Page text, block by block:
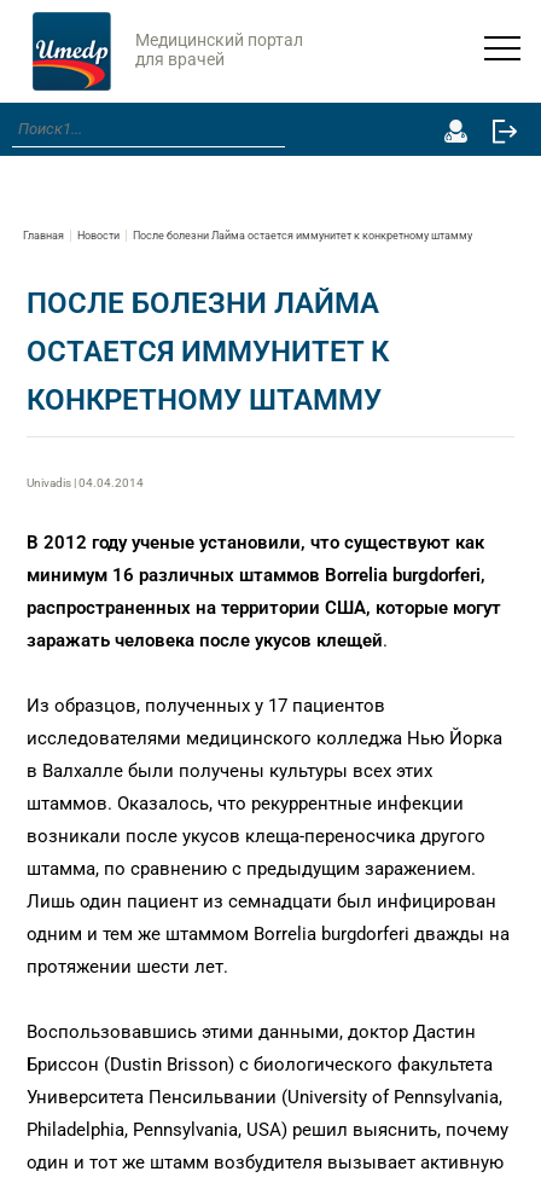
Медицинский портал
для врачей
Главная Новости После болезни Лайма остается иммунитет к конкретному штамму
ПОСЛЕ БОЛЕЗНИ ЛАЙМА
ОСТАЕТСЯ ИММУНИТЕТ К
КОНКРЕТНОМУ ШТАММУ
Univadis | 04.04.2014
В 2012 году ученые установили, что существуют как
минимум 16 различных штаммов Borrelia burgdorferi,
распространенных на территории США, которые могут
заражать человека после укусов клещей.
Из образцов, полученных у 17 пациентов
исследователями медицинского колледжа Нью Йорка
в Валхалле были получены культуры всех этих
штаммов. Оказалось, что рекуррентные инфекции
возникали после укусов клеща-переносчика другого
штамма, по сравнению с предыдущим заражением.
Лишь один пациент из семнадцати был инфицирован
одним и тем же штаммом Borrelia burgdorferi дважды на
протяжении шести лет.
Воспользовавшись этими данными, доктор Дастин
Бриссон (Dustin Brisson) с биологического факультета
Университета Пенсильвании (University of Pennsylvania,
Philadelphia, Pennsylvania, USA) решил выяснить, почему
один и тот же штамм возбудителя вызывает активную